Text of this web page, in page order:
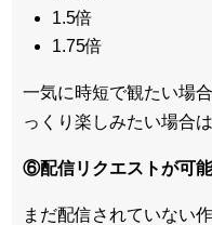
1.5倍
1.75倍
一気に時短で観たい場
っくり楽しみたい場合
⑥配信リクエストが可能
まだ配信されていない